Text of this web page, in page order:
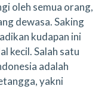
oleh semua orang,
dewasa. Saking
kudapan ini
kecil. Salah satu
adalah
yakni